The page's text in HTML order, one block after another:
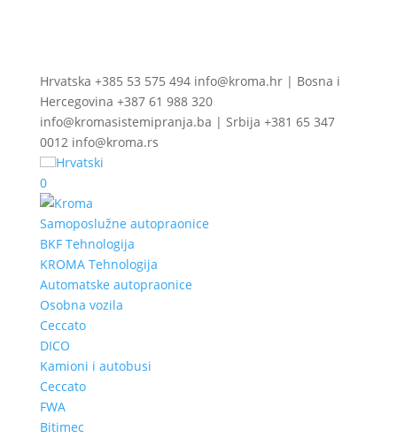
Hrvatska +385 53 575 494 info@kroma.hr | Bosna i
Hercegovina +387 61 988 320
info@kromasistemipranja.ba | Srbija +381 65 347
0012 info@kroma.rs
Hrvatski
0
Samoposlužne autopraonice
BKF Tehnologija
KROMA Tehnologija
Automatske autopraonice
Osobna vozila
Ceccato
DICO
Kamioni i autobusi
Ceccato
FWA
Bitimec